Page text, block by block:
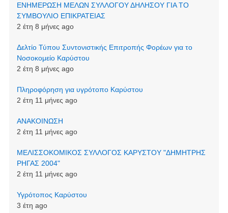
ΕΝΗΜΕΡΩΣΗ ΜΕΛΩΝ ΣΥΛΛΟΓΟΥ ΔΗΛΗΣΟΥ ΓΙΑ ΤΟ
ΣΥΜΒΟΥΛΙΟ ΕΠΙΚΡΑΤΕΙΑΣ
2 έτη 8 μήνες ago
Δελτίο Τύπου Συντονιστικής Επιτροπής Φορέων για το
Νοσοκομείο Καρύστου
2 έτη 8 μήνες ago
Πληροφόρηση για υγρότοπο Καρύστου
2 έτη 11 μήνες ago
ΑΝΑΚΟΙΝΩΣΗ
2 έτη 11 μήνες ago
ΜΕΛΙΣΣΟΚΟΜΙΚΟΣ ΣΥΛΛΟΓΟΣ ΚΑΡΥΣΤΟΥ "ΔΗΜΗΤΡΗΣ
ΡΗΓΑΣ 2004"
2 έτη 11 μήνες ago
Υγρότοπος Καρύστου
3 έτη ago